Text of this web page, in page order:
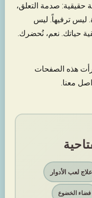
حقيقية: صدمة التعلق،
ليس ترفيهاً. ليس
حياتك. نعم، نُحضرك.
هذه الصفحات
معنا.
علاج لعب الأدوار
فضاء الخضوع